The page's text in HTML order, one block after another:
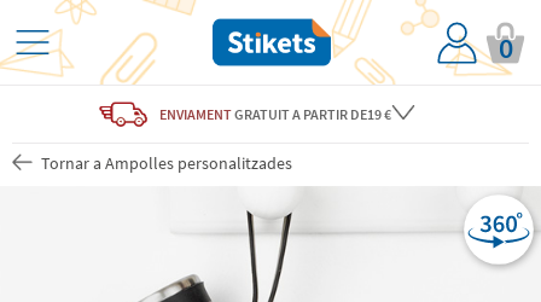
0
ENVIAMENTGRATUITA PARTIR DE19 €
Tornar a Ampolles personalitzades